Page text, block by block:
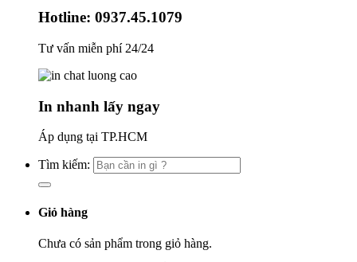
Hotline: 0937.45.1079
Tư vấn miễn phí 24/24
In nhanh lấy ngay
Áp dụng tại TP.HCM
Tìm kiếm:
Giỏ hàng
Chưa có sản phẩm trong giỏ hàng.